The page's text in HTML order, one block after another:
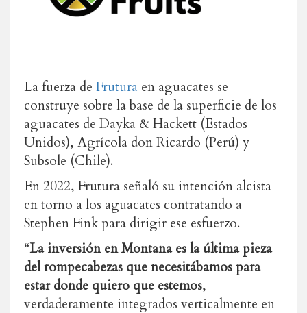
La fuerza de Frutura en aguacates se
construye sobre la base de la superficie de los
aguacates de Dayka & Hackett (Estados
Unidos), Agrícola don Ricardo (Perú) y
Subsole (Chile).
En 2022, Frutura señaló su intención alcista
en torno a los aguacates contratando a
Stephen Fink para dirigir ese esfuerzo.
“La inversión en Montana es la última pieza
del rompecabezas que necesitábamos para
estar donde quiero que estemos,
verdaderamente integrados verticalmente en